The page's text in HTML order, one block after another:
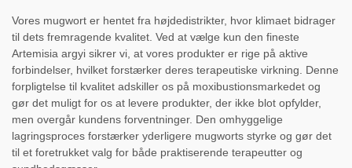
Vores mugwort er hentet fra højdedistrikter, hvor klimaet bidrager
til dets fremragende kvalitet. Ved at vælge kun den fineste
Artemisia argyi sikrer vi, at vores produkter er rige på aktive
forbindelser, hvilket forstærker deres terapeutiske virkning. Denne
forpligtelse til kvalitet adskiller os på moxibustionsmarkedet og
gør det muligt for os at levere produkter, der ikke blot opfylder,
men overgår kundens forventninger. Den omhyggelige
lagringsproces forstærker yderligere mugworts styrke og gør det
til et foretrukket valg for både praktiserende terapeutter og